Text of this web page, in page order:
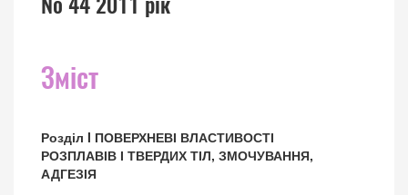
Зміст
Розділ I ПОВЕРХНЕВІ ВЛАСТИВОСТІ
РОЗПЛАВІВ І ТВЕРДИХ ТІЛ, ЗМОЧУВАННЯ,
АДГЕЗІЯ